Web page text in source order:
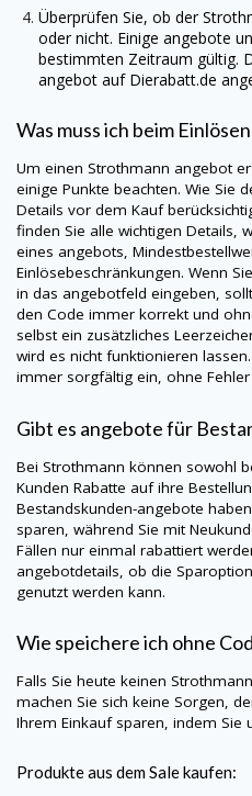
Überprüfen Sie, ob der
oder nicht. Einige angebote
bestimmten Zeitraum gültig.
angebot auf Dierabatt.de
Was muss ich beim
Um einen Strothmann angebot
einige Punkte beachten. Wie Sie
Details vor dem Kauf
finden Sie alle wichtigen Details,
eines angebots,
Einlösebeschränkungen. Wenn
in das angebotfeld eingeben,
den Code immer korrekt und
selbst ein zusätzliches
wird es nicht funktionieren
immer sorgfältig ein, ohne
Gibt es angebote für
Bei Strothmann können sowohl
Kunden Rabatte auf ihre
Bestandskunden-angebote
sparen, während Sie mit
Fällen nur einmal rabattiert
angebotdetails, ob die
genutzt werden kann.
Wie speichere ich ohne
Falls Sie heute keinen
machen Sie sich keine Sorgen,
Ihrem Einkauf sparen, indem Sie
Produkte aus dem Sale kaufen: